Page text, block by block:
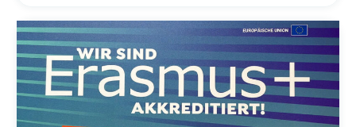
Januar 22, 2026
SAVE THE DATE! Anfang März 2026 findet im
Rahmen des Modellprojekts „SprachBildungsRaum
– Starke Frauen der Rollbergesiedlung“ eine
Jobbörse statt.